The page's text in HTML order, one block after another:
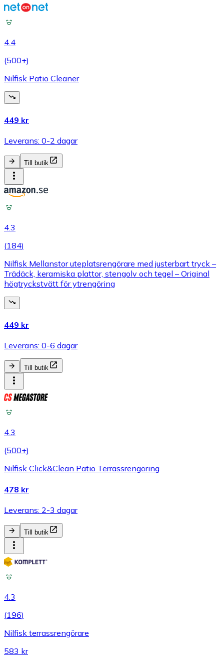
4.4
(500+)
Nilfisk Patio Cleaner
449 kr
Leverans: 0-2 dagar
Till butik
4.3
(184)
Nilfisk Mellanstor uteplatsrengörare med justerbart tryck –
Trädäck, keramiska plattor, stengolv och tegel – Original
högtryckstvätt för ytrengöring
449 kr
Leverans: 0-6 dagar
Till butik
4.3
(500+)
Nilfisk Click&Clean Patio Terrassrengöring
478 kr
Leverans: 2-3 dagar
Till butik
4.3
(196)
Nilfisk terrassrengörare
583 kr